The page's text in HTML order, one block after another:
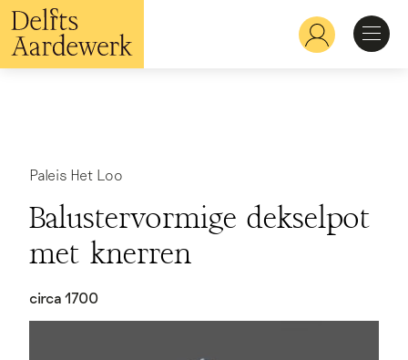
Overslaan
en
naar
de
Hoofdnavigatie
Bekijken
Paleis Het Loo
Balustervormige dekselpot
met knerren
circa 1700